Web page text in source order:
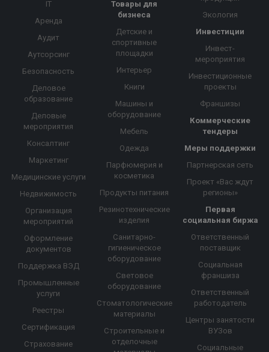
IT
Аренда
Аудит
Аутсорсинг
Безопасность
Деловое
образование
Деловые
мероприятия
Консалтинг
Маркетинг
Медицинские услуги
Недвижимость
Организация
мероприятий
Оформление
документов
Поддержка ВЭД
Промышленные
услуги
Реестры
Сертификация
Страхование
Товары для
бизнеса
Детские и
спортивные
площадки
Интерьер
Книги
Машины и
оборудование
Мебель
Одежда
Парфюмерия и
косметика
Продукты питания
Резинотехнические
изделия
Санитарно-
гигиеническое
оборудование
Световое
оборудование
Стоматологические
материалы
Строительные и
отделочные
Экология
Инвестиции
Инвест-
мероприятия
Инвестиционные
проекты
Франшизы
Коммерческие
тендеры
Меры поддержки
Партнерская сеть
Проект «Вас ждут
регионы»
Первая
социальная биржа
Ответственный
поставщик
Социальная
франшиза
Ответственный
работодатель
Центры занятости
ВУЗов
Социальные